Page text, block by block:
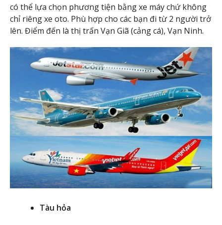
có thể lựa chọn phương tiện bằng xe máy chứ không
chỉ riêng xe oto. Phù hợp cho các bạn đi từ 2 người trở
lên. Điểm đến là thị trấn Vạn Giã (cảng cá), Vạn Ninh.
Tàu hỏa